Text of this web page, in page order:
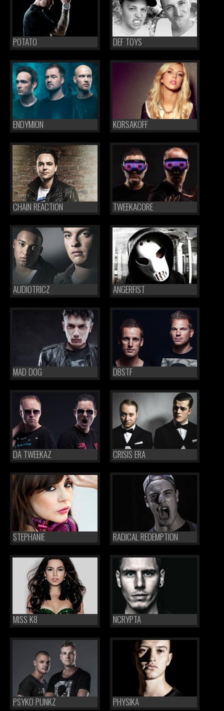
POTATO DEF TOYS
ENDYMION KORSAKOFF
CHAIN REACTION TWEEKACORE
AUDIOTRICZ ANGERFIST
MAD DOG DBSTF
DA TWEEKAZ CRISIS ERA
STEPHANIE RADICAL REDEMPTION
MISS K8 NCRYPTA
PSYKO PUNKZ PHYSIKA